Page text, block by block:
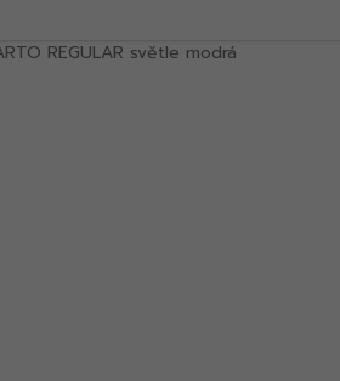
REGULAR světle modrá